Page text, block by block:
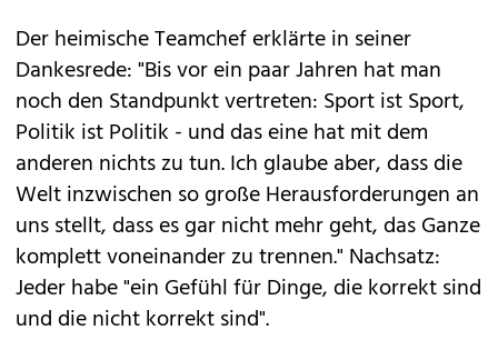
Der heimische Teamchef erklärte in seiner
Dankesrede: "Bis vor ein paar Jahren hat man
noch den Standpunkt vertreten: Sport ist Sport,
Politik ist Politik - und das eine hat mit dem
anderen nichts zu tun. Ich glaube aber, dass die
Welt inzwischen so große Herausforderungen an
uns stellt, dass es gar nicht mehr geht, das Ganze
komplett voneinander zu trennen." Nachsatz:
Jeder habe "ein Gefühl für Dinge, die korrekt sind
und die nicht korrekt sind".